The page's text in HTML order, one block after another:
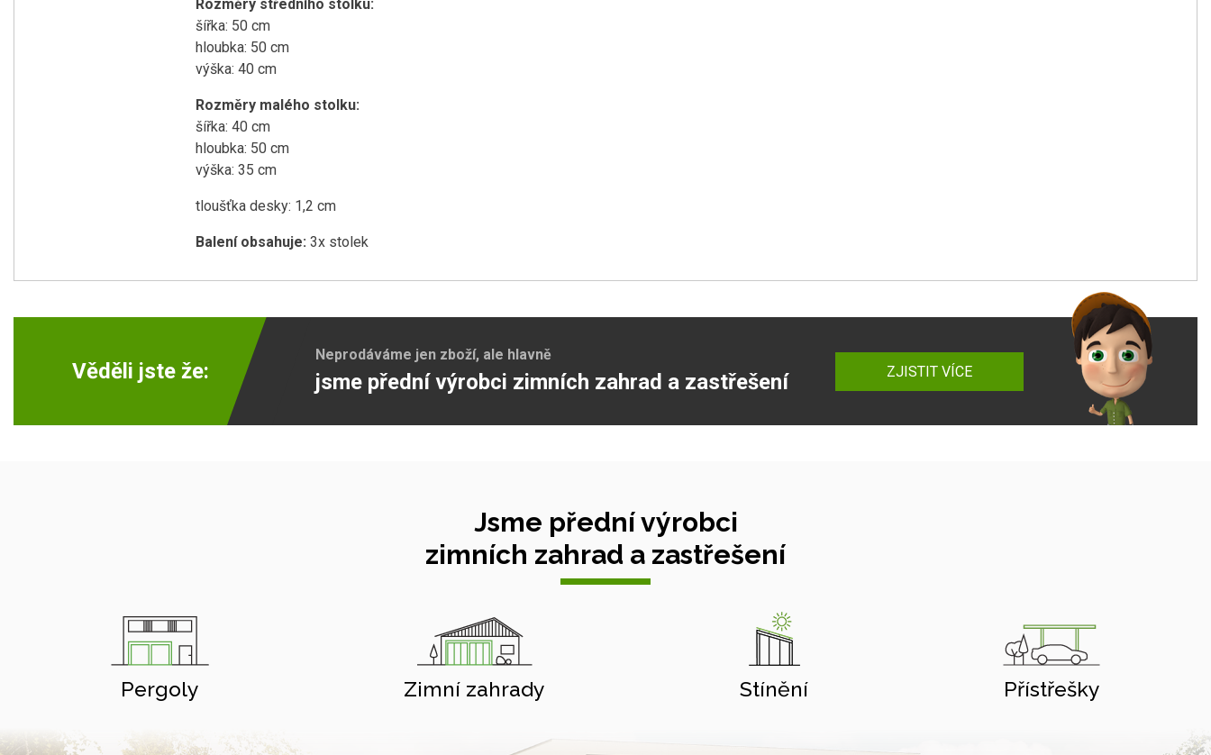
Rozměry středního stolku:
šířka: 50 cm
hloubka: 50 cm
výška: 40 cm
Rozměry malého stolku:
šířka: 40 cm
hloubka: 50 cm
výška: 35 cm
tloušťka desky: 1,2 cm
Balení obsahuje: 3x stolek
Věděli jste že:
Neprodáváme jen zboží, ale hlavně
jsme přední výrobci zimních zahrad a zastřešení ZJISTIT VÍCE
Jsme přední výrobci
zimních zahrad a zastřešení
Pergoly Zimní zahrady Stínění Přístřešky